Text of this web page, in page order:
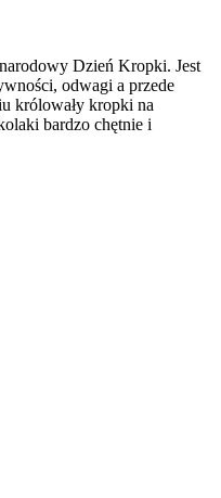
Dzień Kropki. Jest
odwagi a przede
królowały kropki na
bardzo chętnie i